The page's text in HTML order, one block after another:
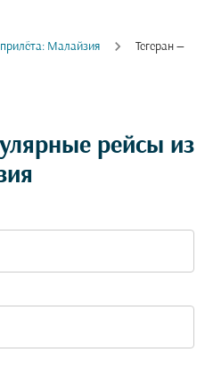
Малайзия
Тегеран —
рейсы из